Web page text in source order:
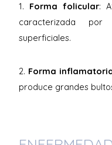
1. Forma folicular:
caracterizada
superficiales.
2. Forma
produce grandes